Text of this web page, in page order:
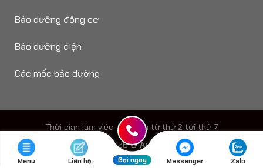
Bảo dưỡng động cơ
Bảo dưỡng điện
Các mốc bảo dưỡng
Thời gian làm viêc: 8h - 18h từ thứ 2 tới thứ 7
Copyright 2026 ©Auto Speedy
Menu Liên hệ Gọi ngay Messenger Zalo